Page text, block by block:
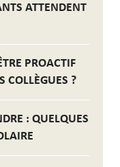
ATTENDENT
PROACTIF
COLLÈGUES ?
: QUELQUES